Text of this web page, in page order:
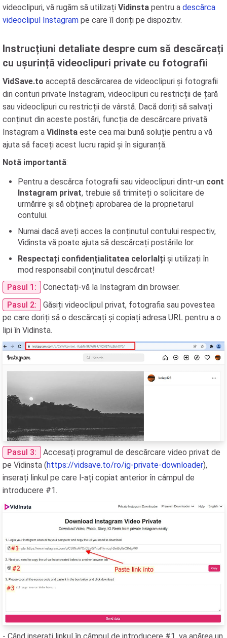
videoclipuri, vă rugăm să utilizați Vidinsta pentru a descărca
videoclipul Instagram pe care îl doriți pe dispozitiv.
Instrucțiuni detaliate despre cum să descărcați
cu ușurință videoclipuri private cu fotografii
VidSave.to acceptă descărcarea de videoclipuri și fotografii
din conturi private Instagram, videoclipuri cu restricții de țară
sau videoclipuri cu restricții de vârstă. Dacă doriți să salvați
conținut din aceste postări, funcția de descărcare privată
Instagram a Vidinsta este cea mai bună soluție pentru a vă
ajuta să faceți acest lucru rapid și în siguranță.
Notă importantă:
Pentru a descărca fotografii sau videoclipuri dintr-un cont
Instagram privat, trebuie să trimiteți o solicitare de
urmărire și să obțineți aprobarea de la proprietarul
contului.
Numai dacă aveți acces la conținutul contului respectiv,
Vidinsta vă poate ajuta să descărcați postările lor.
Respectați confidențialitatea celorlalți și utilizați în
mod responsabil conținutul descărcat!
Pasul 1:
Conectați-vă la Instagram din browser.
Pasul 2:
Găsiți videoclipul privat, fotografia sau povestea
pe care doriți să o descărcați și copiați adresa URL pentru a o
lipi în Vidinsta.
Pasul 3:
Accesați programul de descărcare video privat de
pe Vidinsta (https://vidsave.to/ro/ig-private-downloader),
inserați linkul pe care l-ați copiat anterior în câmpul de
introducere #1.